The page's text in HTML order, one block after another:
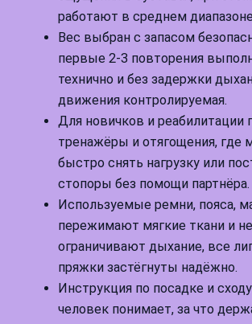
работают в среднем
Вес выбран с запасом
первые 2-3 повторения
технично и без задержки
движения контролируемая.
Для новичков и реабилитации
тренажёры и отягощения, где
быстро снять нагрузку или
стопоры без помощи партнёра.
Используемые ремни, пояса,
пережимают мягкие ткани и не
ограничивают дыхание, все
пряжки застёгнуты надёжно.
Инструкция по посадке и
человек понимает, за что